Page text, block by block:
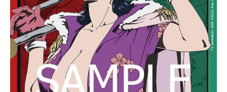
Royal
Blood
cantidad